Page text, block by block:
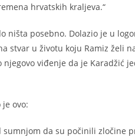
hrvatskih kraljeva.“
ništa posebno. Dolazio je u
stvar u životu koju Ramiz želi
viđenje da je Karadžić
ovo:
da su počinili zločine